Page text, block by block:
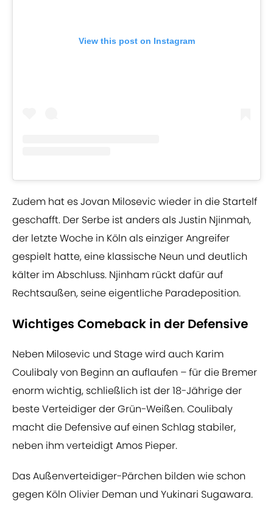
View this post on Instagram
Zudem hat es Jovan Milosevic wieder in die Startelf
geschafft. Der Serbe ist anders als Justin Njinmah,
der letzte Woche in Köln als einziger Angreifer
gespielt hatte, eine klassische Neun und deutlich
kälter im Abschluss. Njinham rückt dafür auf
Rechtsaußen, seine eigentliche Paradeposition.
Wichtiges Comeback in der Defensive
Neben Milosevic und Stage wird auch Karim
Coulibaly von Beginn an auflaufen – für die Bremer
enorm wichtig, schließlich ist der 18-Jährige der
beste Verteidiger der Grün-Weißen. Coulibaly
macht die Defensive auf einen Schlag stabiler,
neben ihm verteidigt Amos Pieper.
Das Außenverteidiger-Pärchen bilden wie schon
gegen Köln Olivier Deman und Yukinari Sugawara.